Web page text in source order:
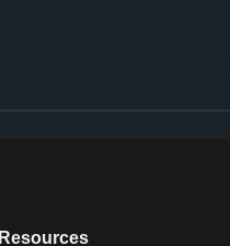
Resources